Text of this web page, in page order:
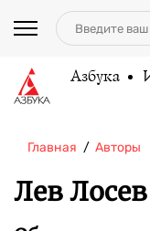
Азбука
Главная Авторы
Лев Лосев